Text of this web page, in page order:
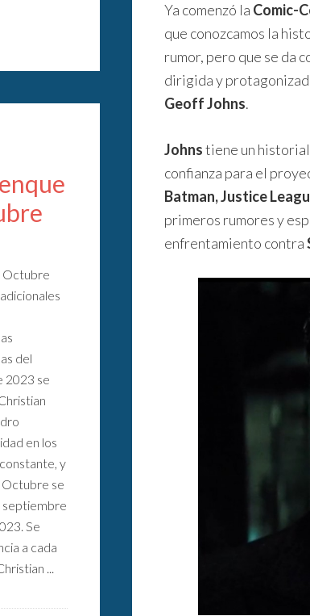
Ya comenzó la Comic-
que conozcamos la
rumor, pero que se da
dirigida y
Geoff Johns.
Johnstiene un
confianza para el
Batman, Justice
primeros rumores y
enfrentamiento contra
Octubre
del
2023 se
en los
y
Octubre se
septiembre
Se
a cada
...